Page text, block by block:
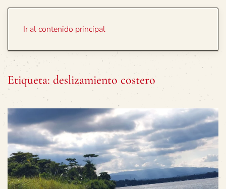
Ir al contenido principal
Etiqueta: deslizamiento costero